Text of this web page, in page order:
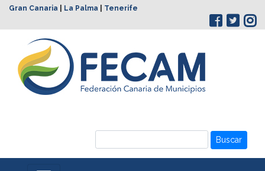
Gran Canaria La Palma Tenerife
Buscar